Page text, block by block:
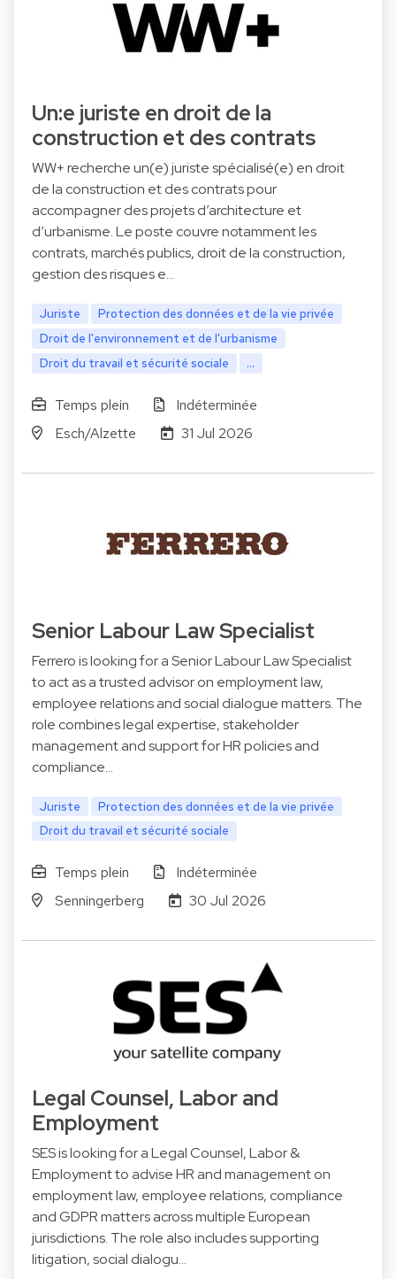
Un:e juriste en droit de la
construction et des contrats
WW+ recherche un(e) juriste spécialisé(e) en droit
de la construction et des contrats pour
accompagner des projets d’architecture et
d’urbanisme. Le poste couvre notamment les
contrats, marchés publics, droit de la construction,
gestion des risques e…
Juriste
Protection des données et de la vie privée
Droit de l'environnement et de l'urbanisme
Droit du travail et sécurité sociale
...
Temps plein
Indéterminée
Esch/Alzette
31 Jul 2026
Senior Labour Law Specialist
Ferrero is looking for a Senior Labour Law Specialist
to act as a trusted advisor on employment law,
employee relations and social dialogue matters. The
role combines legal expertise, stakeholder
management and support for HR policies and
compliance…
Juriste
Protection des données et de la vie privée
Droit du travail et sécurité sociale
Temps plein
Indéterminée
Senningerberg
30 Jul 2026
Legal Counsel, Labor and
Employment
SES is looking for a Legal Counsel, Labor &
Employment to advise HR and management on
employment law, employee relations, compliance
and GDPR matters across multiple European
jurisdictions. The role also includes supporting
litigation, social dialogu…